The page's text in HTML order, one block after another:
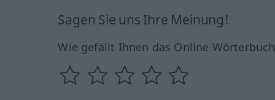
Sagen Sie uns Ihre Meinung!
Wie gefällt Ihnen das Online